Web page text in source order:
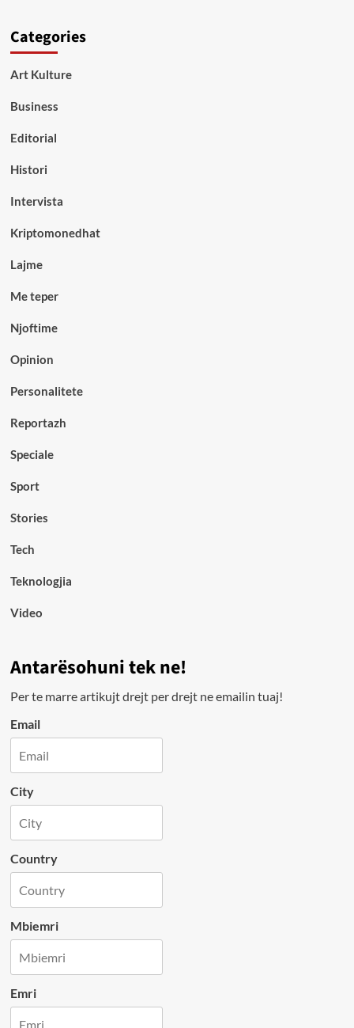
Categories
Art Kulture
Business
Editorial
Histori
Intervista
Kriptomonedhat
Lajme
Me teper
Njoftime
Opinion
Personalitete
Reportazh
Speciale
Sport
Stories
Tech
Teknologjia
Video
Antarësohuni tek ne!
Per te marre artikujt drejt per drejt ne emailin tuaj!
Email
City
Country
Mbiemri
Emri